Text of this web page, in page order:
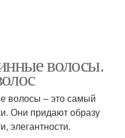
волосы.
волосы – это самый
Они придают образу
элегантности.